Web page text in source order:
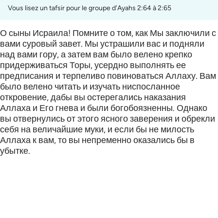
Vous lisez un tafsir pour le groupe d'Ayahs 2:64 à 2:65
О сыны Исраила! Помните о том, как Мы заключили с
вами суровый завет. Мы устрашили вас и подняли
над вами гору, а затем вам было велено крепко
придерживаться Торы, усердно выполнять ее
предписания и терпеливо повиноваться Аллаху. Вам
было велено читать и изучать ниспосланное
откровение, дабы вы остерегались наказания
Аллаха и Его гнева и были богобоязненны. Однако
вы отвернулись от этого ясного заверения и обрекли
себя на величайшие муки, и если бы не милость
Аллаха к вам, то вы непременно оказались бы в
убытке.